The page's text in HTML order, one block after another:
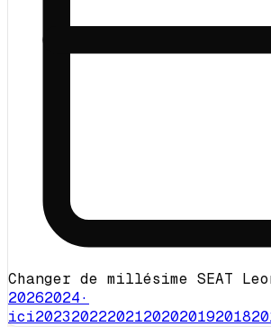
Changer de millésime SEAT
20262024·
ici202320222021202020192018